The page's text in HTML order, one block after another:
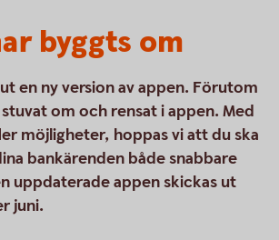
byggts om
en ny version av appen. Förutom
om och rensat i appen. Med
möjligheter, hoppas vi att du ska
bankärenden både snabbare
uppdaterade appen skickas ut
juni.